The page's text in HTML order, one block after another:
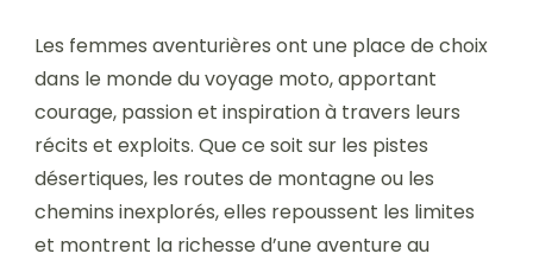
Les femmes aventurières ont une place de choix
dans le monde du voyage moto, apportant
courage, passion et inspiration à travers leurs
récits et exploits. Que ce soit sur les pistes
désertiques, les routes de montagne ou les
chemins inexplorés, elles repoussent les limites
et montrent la richesse d’une aventure au